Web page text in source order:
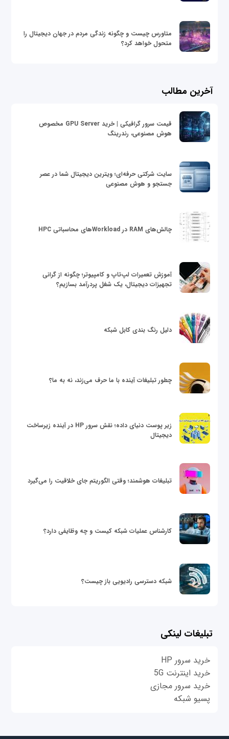
متاورس چیست و چگونه زندگی مردم در جهان دیجیتال را
متحول خواهد کرد؟
آخرین مطالب
قیمت سرور گرافیکی | خرید GPU Server مخصوص
هوش مصنوعی، رندرینگ
سایت شرکتی حرفه‌ای؛ ویترین دیجیتال شما در عصر
جستجو و هوش مصنوعی
چالش‌های RAM در Workloadهای محاسباتی HPC
آموزش تعمیرات لپ‌تاپ و کامپیوتر؛ چگونه از گرانی
تجهیزات دیجیتال، یک شغل پردرآمد بسازیم؟
دلیل رنگ بندی کابل شبکه
چطور تبلیغات آینده با ما حرف می‌زند، نه به ما؟
زیر پوست دنیای داده؛ نقش سرور HP در آینده زیرساخت
دیجیتال
تبلیغات هوشمند؛ وقتی الگوریتم جای خلاقیت را می‌گیرد
کارشناس عملیات شبکه کیست و چه وظایفی دارد؟
شبکه دسترسی رادیویی باز چیست؟
تبلیغات لینکی
خرید سرور HP
خرید اینترنت 5G
خرید سرور مجازی
پسیو شبکه